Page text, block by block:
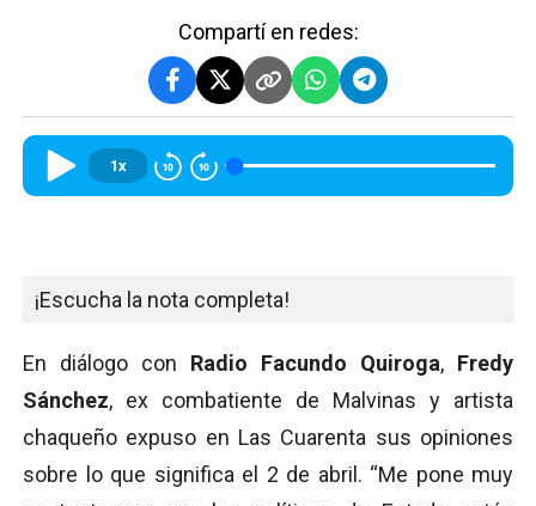
Compartí en redes:
1x
¡Escucha la nota completa!
En diálogo con Radio Facundo Quiroga, Fredy
Sánchez, ex combatiente de Malvinas y artista
chaqueño expuso en Las Cuarenta sus opiniones
sobre lo que significa el 2 de abril. “Me pone muy